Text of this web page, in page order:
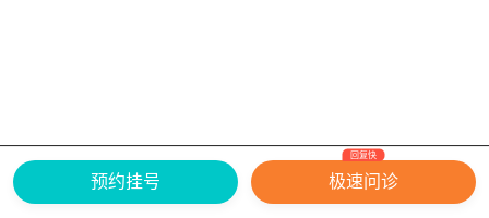
网上有害信息举报专区
关于我们
Copyright ©
2026 中华康网 版权所有
预约挂号 极速问诊
回复快